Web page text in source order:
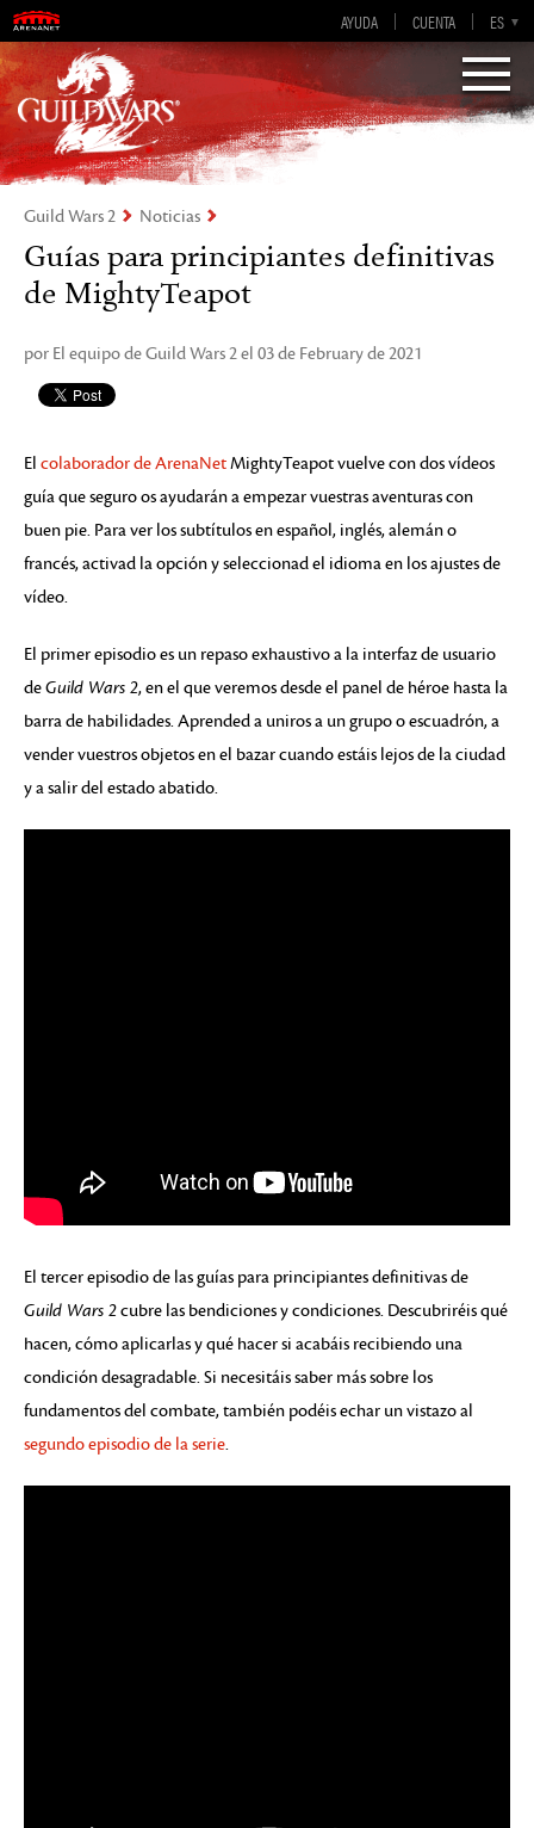
AYUDA CUENTA ES
EN
DE
FR
EN-GB
Visions of Eternity
Guild Wars 2
Guild Wars 2 Noticias
Guías para principiantes definitivas
de MightyTeapot
por El equipo de Guild Wars 2 el 03 de February de 2021
El colaborador de ArenaNetMightyTeapot vuelve con dos vídeos
guía que seguro os ayudarán a empezar vuestras aventuras con
buen pie. Para ver los subtítulos en español, inglés, alemán o
francés, activad la opción y seleccionad el idioma en los ajustes de
vídeo.
El primer episodio es un repaso exhaustivo a la interfaz de usuario
deGuild Wars 2, en el que veremos desde el panel de héroe hasta la
barra de habilidades. Aprended a uniros a un grupo o escuadrón, a
vender vuestros objetos en el bazar cuando estáis lejos de la ciudad
y a salir del estado abatido.
El tercer episodio de las guías para principiantes definitivas de
Guild Wars 2cubre las bendiciones y condiciones. Descubriréis qué
hacen, cómo aplicarlas y qué hacer si acabáis recibiendo una
condición desagradable. Si necesitáis saber más sobre los
fundamentos del combate, también podéis echar un vistazo al
segundo episodio de la serie.